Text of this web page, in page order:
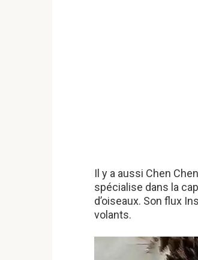
Il y a aussi Chen
spécialise dans la
d’oiseaux. Son flux
volants.